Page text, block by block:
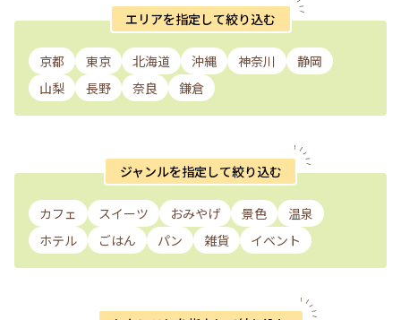
エリアを指定して絞り込む
京都 東京 北海道 沖縄 神奈川
静岡
山梨
長野 奈良 鎌倉
ジャンルを指定して絞り込む
カフェ スイーツ おみやげ 景色
温泉
ホテル
ごはん パン 雑貨 イベント